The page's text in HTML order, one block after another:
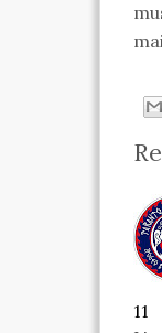
11